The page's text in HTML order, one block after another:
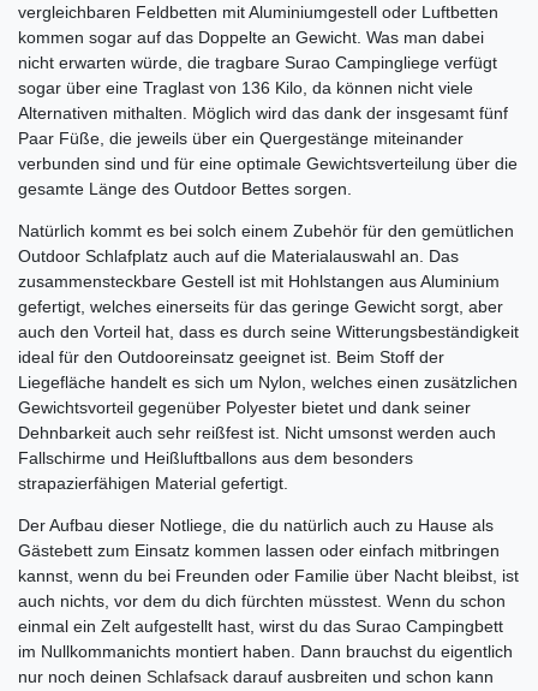
vergleichbaren Feldbetten mit Aluminiumgestell oder Luftbetten
kommen sogar auf das Doppelte an Gewicht. Was man dabei
nicht erwarten würde, die tragbare Surao Campingliege verfügt
sogar über eine Traglast von 136 Kilo, da können nicht viele
Alternativen mithalten. Möglich wird das dank der insgesamt fünf
Paar Füße, die jeweils über ein Quergestänge miteinander
verbunden sind und für eine optimale Gewichtsverteilung über die
gesamte Länge des Outdoor Bettes sorgen.
Natürlich kommt es bei solch einem Zubehör für den gemütlichen
Outdoor Schlafplatz auch auf die Materialauswahl an. Das
zusammensteckbare Gestell ist mit Hohlstangen aus Aluminium
gefertigt, welches einerseits für das geringe Gewicht sorgt, aber
auch den Vorteil hat, dass es durch seine Witterungsbeständigkeit
ideal für den Outdooreinsatz geeignet ist. Beim Stoff der
Liegefläche handelt es sich um Nylon, welches einen zusätzlichen
Gewichtsvorteil gegenüber Polyester bietet und dank seiner
Dehnbarkeit auch sehr reißfest ist. Nicht umsonst werden auch
Fallschirme und Heißluftballons aus dem besonders
strapazierfähigen Material gefertigt.
Der Aufbau dieser Notliege, die du natürlich auch zu Hause als
Gästebett zum Einsatz kommen lassen oder einfach mitbringen
kannst, wenn du bei Freunden oder Familie über Nacht bleibst, ist
auch nichts, vor dem du dich fürchten müsstest. Wenn du schon
einmal ein Zelt aufgestellt hast, wirst du das Surao Campingbett
im Nullkommanichts montiert haben. Dann brauchst du eigentlich
nur noch deinen Schlafsack darauf ausbreiten und schon kann